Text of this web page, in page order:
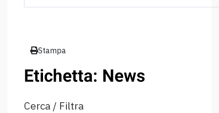
Stampa
Etichetta: News
Cerca / Filtra